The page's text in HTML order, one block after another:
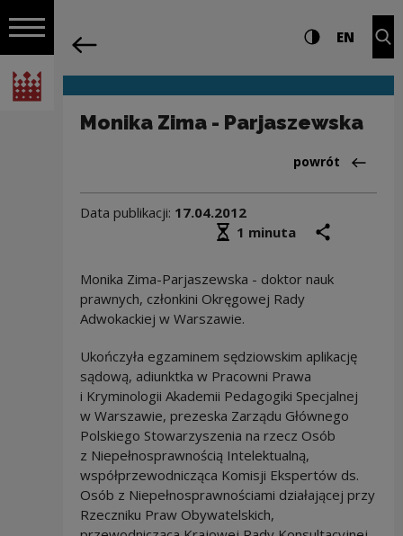
Włącz nawigację
Narodowe Centrum Kultury
Nawigacja Ustawienia i Wysoki
EN
Monika Zima - Parjaszewska
Powrót
powrót
Data publikacji: 17.04.2012
Średni czas czytania
1 minuta
Monika Zima-Parjaszewska - doktor nauk
prawnych, członkini Okręgowej Rady
Adwokackiej w Warszawie.
Ukończyła egzaminem sędziowskim aplikację
sądową, adiunktka w Pracowni Prawa
i Kryminologii Akademii Pedagogiki Specjalnej
w Warszawie, prezeska Zarządu Głównego
Polskiego Stowarzyszenia na rzecz Osób
z Niepełnosprawnością Intelektualną,
współprzewodnicząca Komisji Ekspertów ds.
Osób z Niepełnosprawnościami działającej przy
Rzeczniku Praw Obywatelskich,